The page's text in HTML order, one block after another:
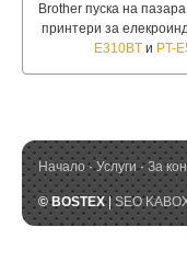
Brother пуска на
принтери за
E310BT и PT-
Начало · Услуги · За
© BOSTEX|SEO